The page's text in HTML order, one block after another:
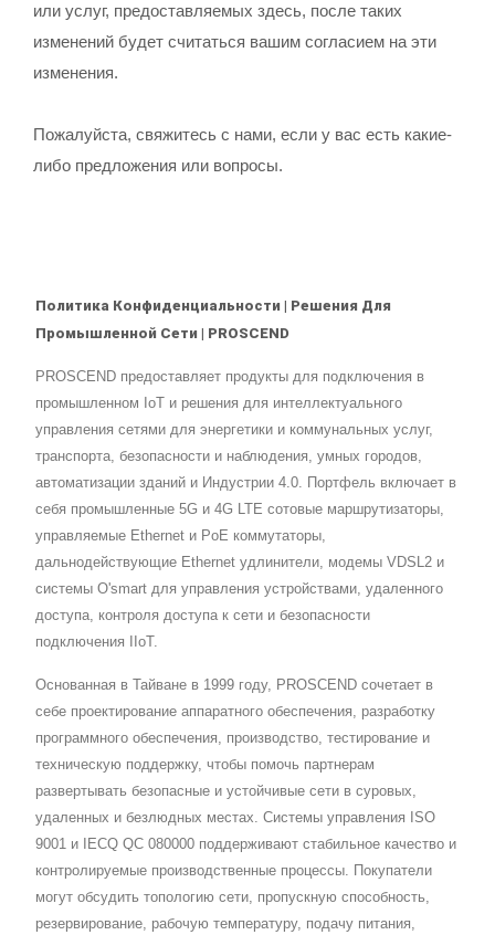
или услуг, предоставляемых здесь, после таких
изменений будет считаться вашим согласием на эти
изменения.
Пожалуйста, свяжитесь с нами, если у вас есть какие-
либо предложения или вопросы.
Политика Конфиденциальности | Решения Для
Промышленной Сети | PROSCEND
PROSCEND предоставляет продукты для подключения в
промышленном IoT и решения для интеллектуального
управления сетями для энергетики и коммунальных услуг,
транспорта, безопасности и наблюдения, умных городов,
автоматизации зданий и Индустрии 4.0. Портфель включает в
себя промышленные 5G и 4G LTE сотовые маршрутизаторы,
управляемые Ethernet и PoE коммутаторы,
дальнодействующие Ethernet удлинители, модемы VDSL2 и
системы O'smart для управления устройствами, удаленного
доступа, контроля доступа к сети и безопасности
подключения IIoT.
Основанная в Тайване в 1999 году, PROSCEND сочетает в
себе проектирование аппаратного обеспечения, разработку
программного обеспечения, производство, тестирование и
техническую поддержку, чтобы помочь партнерам
развертывать безопасные и устойчивые сети в суровых,
удаленных и безлюдных местах. Системы управления ISO
9001 и IECQ QC 080000 поддерживают стабильное качество и
контролируемые производственные процессы. Покупатели
могут обсудить топологию сети, пропускную способность,
резервирование, рабочую температуру, подачу питания,